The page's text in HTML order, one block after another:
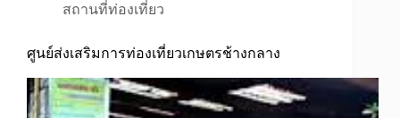
สถานที่ท่องเที่ยว
ศูนย์ส่งเสริมการท่องเที่ยวเกษตรช้างกลาง